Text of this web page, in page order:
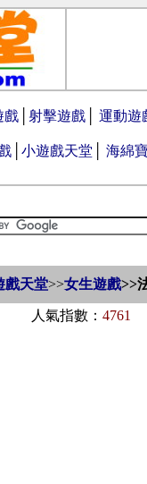
戲 射擊遊戲 運動遊
小遊戲天堂 海綿
戲天堂>>女生遊戲>>
人氣指數： 4761